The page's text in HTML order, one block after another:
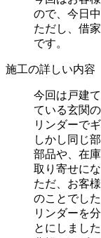
ので、今日
ただし、借
です。
施工の詳しい内容
今回は戸建
ている玄関
リンダーで
しかし同じ
部品や、在
取り寄せに
ただ、お客
のことでし
リンダーを
とにしました